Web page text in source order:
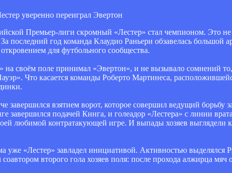
Премьер-лиги скромный «Лестер» стал чемпионом. Это
последний год команда Клаудио Раньери обзавелась
для футбольного сообщества.
своём поле принимал «Эвертон», и не вызывало сомнений то,
Что касается команды Роберто Мартинеса,
завершился взятием ворот, которое совершил ведущий борьбу
завершился подачей Кинга, и голеадор «Лестера» с линии
любимой контратакующей игре. И выпады хозяев выглядели
уже «Лестер» завладел инициативой. Активностью выделялся
второго гола хозяев поля: после прохода алжирца мяч